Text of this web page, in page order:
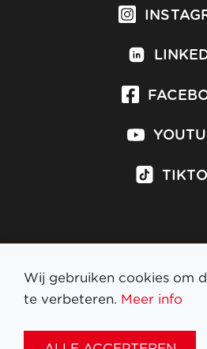
Inschrijven op
Wij gebruiken cookies om
te verbeteren. Meer info